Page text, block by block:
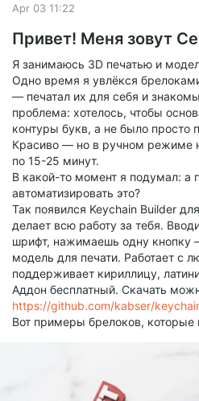
Apr 03 11:22
Привет! Меня зовут
Я занимаюсь 3D печатью и
Одно время я увлёкся
— печатал их для себя и
проблема: хотелось, чтобы
контуры букв, а не было просто
Красиво — но в ручном режиме
по 15-25 минут.
В какой-то момент я подумал: а
автоматизировать это?
Так появился Keychain Builder
делает всю работу за тебя.
шрифт, нажимаешь одну кнопку
модель для печати. Работает с
поддерживает кириллицу,
Аддон бесплатный. Скачать
https://github.com/kabser/
Вот примеры брелоков, которые